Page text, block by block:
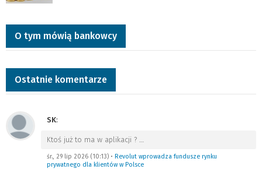
O tym mówią bankowcy
Ostatnie komentarze
SK:
Ktoś już to ma w aplikacji ? …
śr., 29 lip 2026 (10:13) • Revolut wprowadza fundusze rynku
prywatnego dla klientów w Polsce